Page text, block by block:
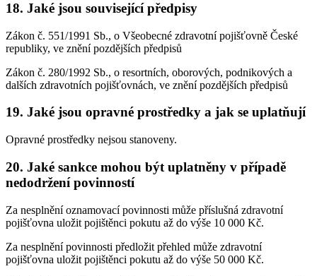
18. Jaké jsou související předpisy
Zákon č. 551/1991 Sb., o Všeobecné zdravotní pojišťovně České
republiky, ve znění pozdějších předpisů
Zákon č. 280/1992 Sb., o resortních, oborových, podnikových a
dalších zdravotních pojišťovnách, ve znění pozdějších předpisů
19. Jaké jsou opravné prostředky a jak se uplatňují
Opravné prostředky nejsou stanoveny.
20. Jaké sankce mohou být uplatněny v případě
nedodržení povinností
Za nesplnění oznamovací povinnosti může příslušná zdravotní
pojišťovna uložit pojištěnci pokutu až do výše 10 000 Kč.
Za nesplnění povinnosti předložit přehled může zdravotní
pojišťovna uložit pojištěnci pokutu až do výše 50 000 Kč.